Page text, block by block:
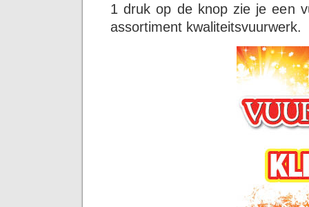
1 druk op de knop zie je een
assortiment kwaliteitsvuurwerk.